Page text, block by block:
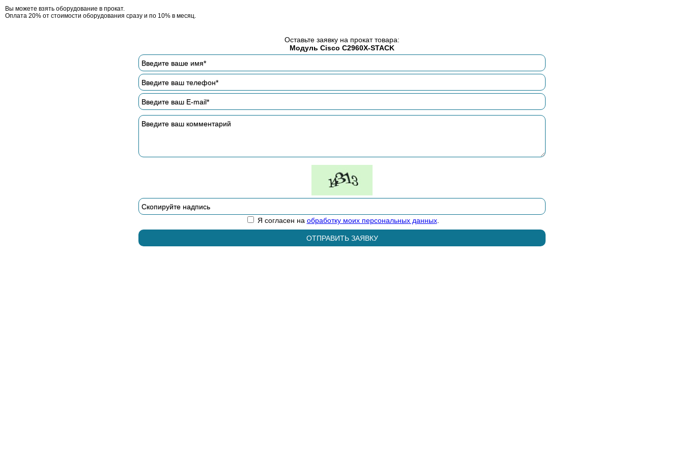
Вы можете взять оборудование в прокат.
Оплата 20% от стоимости оборудования сразу и по 10% в месяц.
Оставьте заявку на прокат товара:
Модуль Cisco C2960X-STACK
Я согласен на обработку моих персональных данных.